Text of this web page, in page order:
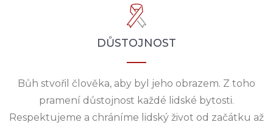
DŮSTOJNOST
Bůh stvořil člověka, aby byl jeho obrazem. Z toho
pramení důstojnost každé lidské bytosti.
Respektujeme a chráníme lidský život od začátku až